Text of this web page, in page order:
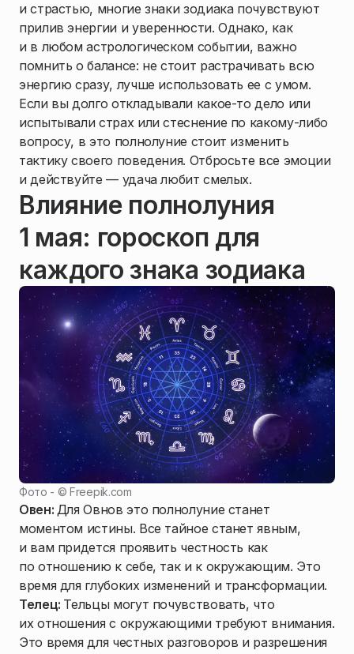
и страстью, многие знаки зодиака почувствуют
прилив энергии и уверенности. Однако, как
и в любом астрологическом событии, важно
помнить о балансе: не стоит растрачивать всю
энергию сразу, лучше использовать ее с умом.
Если вы долго откладывали какое-то дело или
испытывали страх или стеснение по какому-либо
вопросу, в это полнолуние стоит изменить
тактику своего поведения. Отбросьте все эмоции
и действуйте — удача любит смелых.
Влияние полнолуния
1 мая: гороскоп для
каждого знака зодиака
Фото - ©Freepik.com
Овен: Для Овнов это полнолуние станет
моментом истины. Все тайное станет явным,
и вам придется проявить честность как
по отношению к себе, так и к окружающим. Это
время для глубоких изменений и трансформации.
Телец: Тельцы могут почувствовать, что
их отношения с окружающими требуют внимания.
Это время для честных разговоров и разрешения